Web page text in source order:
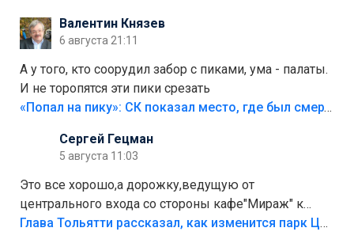
Валентин Князев
6 августа 21:11
А у того, кто соорудил забор с пиками, ума - палаты.
И не торопятся эти пики срезать
«Попал на пику»: СК показал место, где был смертельно травмирован ребенок в Тольятти
Сергей Гецман
5 августа 11:03
Это все хорошо,а дорожку,ведущую от
центрального входа со стороны кафе"Мираж" к
аттракционам слабо доделать?А то бордюры
Глава Тольятти рассказал, как изменится парк Центрального района